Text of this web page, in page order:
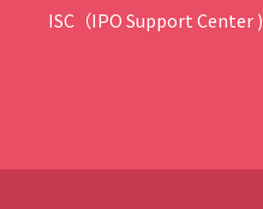
ISC（IPO Support Center )